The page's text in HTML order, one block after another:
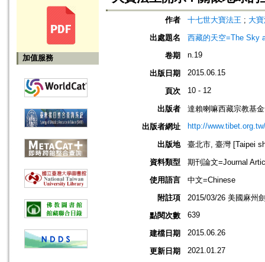
加值服務
作者 十七世大寶法王 ; 大
出處題名
西藏的天空=The Sky
卷期
n.19
出版日期 2015.06.15
頁次 10 - 12
出版者
達賴喇嘛西藏宗教基
出版者網址
http://www.tibet.org.tw/
出版地
臺北市, 臺灣 [Taipei
資料類型
期刊論文=Journal
使用語言
中文=Chinese
附註項
2015/03/26 美國麻州
點閱次數
639
建檔日期 2015.06.26
更新日期 2021.01.27